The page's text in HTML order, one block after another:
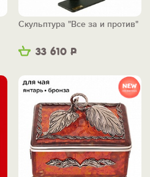
33 610 Р
Скульптура "Все за и против"